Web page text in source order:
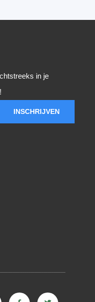
in je
INSCHRIJVEN